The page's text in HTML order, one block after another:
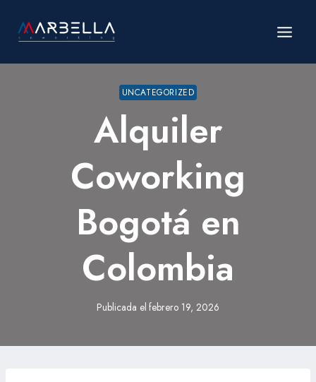
contenido
UNCATEGORIZED
Alquiler
Coworking
Bogotá en
Colombia
Publicada el febrero 19, 2026